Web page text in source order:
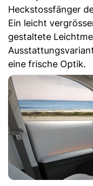
Heckstossfänger
Ein leicht
gestaltete
eine frische Optik.